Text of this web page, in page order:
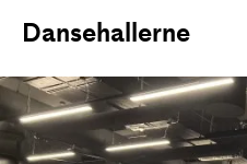
Dansehallerne